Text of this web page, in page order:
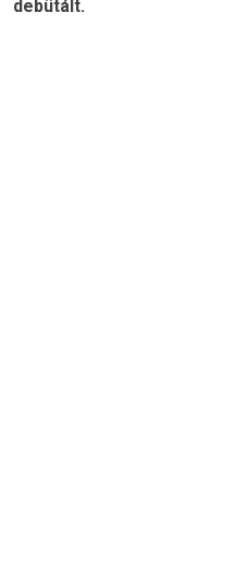
debütált.